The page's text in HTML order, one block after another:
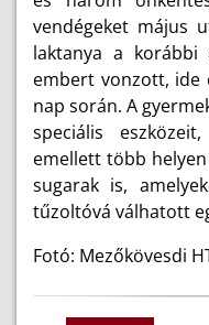
vendégeket május
laktanya a korábbi
embert vonzott, ide
nap során. A
speciális
emellett több
sugarak is,
tűzoltóvá válhatott
Fotó: Mezőkövesdi